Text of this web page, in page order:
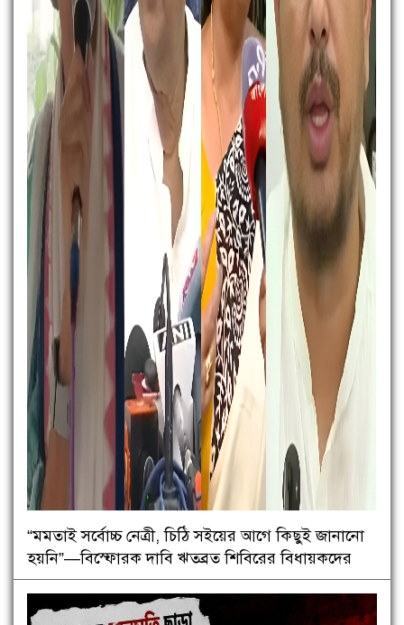
“মমতাই সর্বোচ্চ নেত্রী, চিঠি সইয়ের আগে কিছুই জানানো
হয়নি”—বিস্ফোরক দাবি ঋতব্রত শিবিরের বিধায়কদের